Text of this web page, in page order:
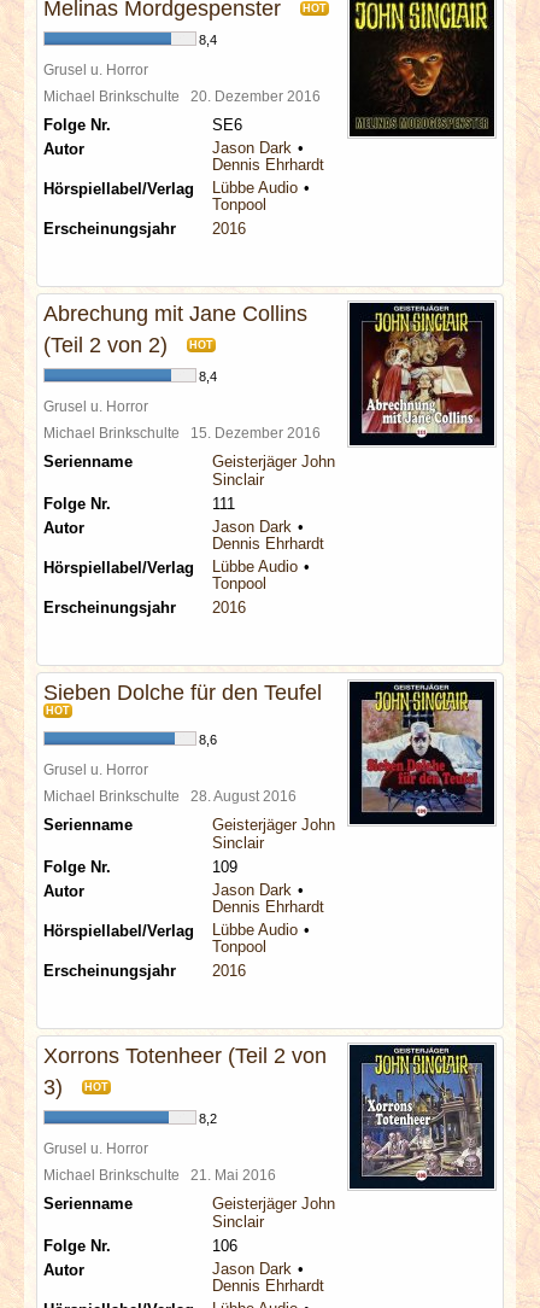
Melinas Mordgespenster HOT
8,4
Grusel u. Horror
Michael Brinkschulte 20. Dezember 2016
Folge Nr.
SE6
Autor
Jason Dark
Dennis Ehrhardt
Hörspiellabel/Verlag
Lübbe Audio
Tonpool
Erscheinungsjahr
2016
Abrechung mit Jane Collins
(Teil 2 von 2)
HOT
8,4
Grusel u. Horror
Michael Brinkschulte 15. Dezember 2016
Serienname
Geisterjäger John
Sinclair
Folge Nr.
111
Autor
Jason Dark
Dennis Ehrhardt
Hörspiellabel/Verlag
Lübbe Audio
Tonpool
Erscheinungsjahr
2016
Sieben Dolche für den Teufel
HOT
8,6
Grusel u. Horror
Michael Brinkschulte 28. August 2016
Serienname
Geisterjäger John
Sinclair
Folge Nr.
109
Autor
Jason Dark
Dennis Ehrhardt
Hörspiellabel/Verlag
Lübbe Audio
Tonpool
Erscheinungsjahr
2016
Xorrons Totenheer (Teil 2 von
3)
HOT
8,2
Grusel u. Horror
Michael Brinkschulte 21. Mai 2016
Serienname
Geisterjäger John
Sinclair
Folge Nr.
106
Autor
Jason Dark
Dennis Ehrhardt